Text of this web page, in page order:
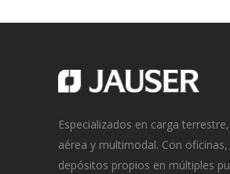
Especializados en carga
aérea y multimodal. Con
depósitos propios en múltiples